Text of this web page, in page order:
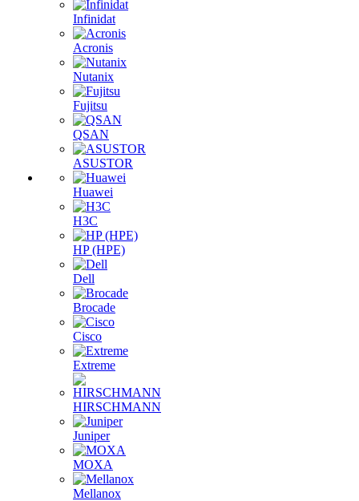
Infinidat
Acronis
Nutanix
Fujitsu
QSAN
ASUSTOR
Huawei
H3C
HP (HPE)
Dell
Brocade
Cisco
Extreme
HIRSCHMANN
Juniper
MOXA
Mellanox